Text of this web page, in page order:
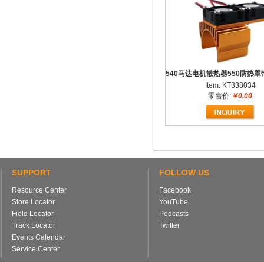
Item: KT338034
零售价: ￥0.00
SUPPORT
Resource Center
Store Locator
Field Locator
Track Locator
Events Calendar
Service Center
FOLLOW US
Facebook
YouTube
Podcasts
Twitter